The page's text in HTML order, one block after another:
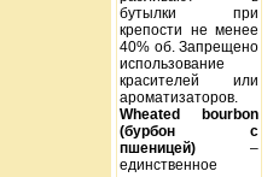
бутылки при
крепости не менее
40% об. Запрещено
использование
красителей или
ароматизаторов.
Wheated bourbon
(бурбон с
пшеницей) –
единственное